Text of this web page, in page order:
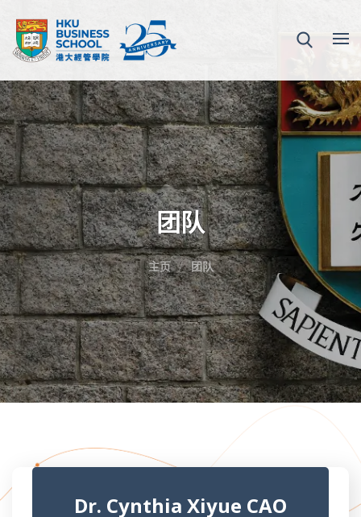
团队
主页 团队
Dr. Cynthia Xiyue CAO